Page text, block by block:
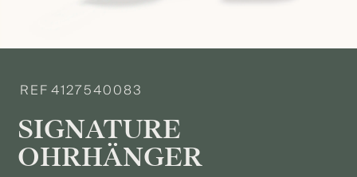
REF4127540083
SIGNATURE
OHRHÄNGER